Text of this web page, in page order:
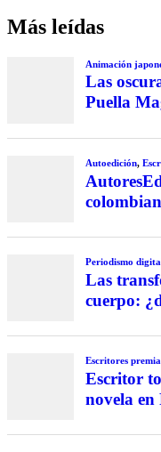
Más leídas
Animación
Las
Puella
Autoedición,
Periodismo
Las
cuerpo:
Escritores
Escritor
novela en